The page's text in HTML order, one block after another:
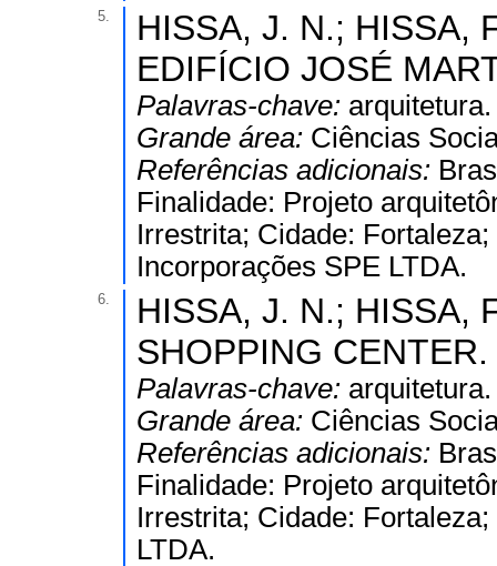
5.
HISSA, J. N.; HISSA,
EDIFÍCIO JOSÉ
Palavras-chave: arquitetura.
Grande área: Ciências
Referências adicionais:
Finalidade: Projeto
Irrestrita; Cidade:
Incorporações SPE LTDA.
6.
HISSA, J. N.; HISSA,
SHOPPING
Palavras-chave: arquitetura.
Grande área: Ciências
Referências adicionais:
Finalidade: Projeto
Irrestrita; Cidade:
LTDA.